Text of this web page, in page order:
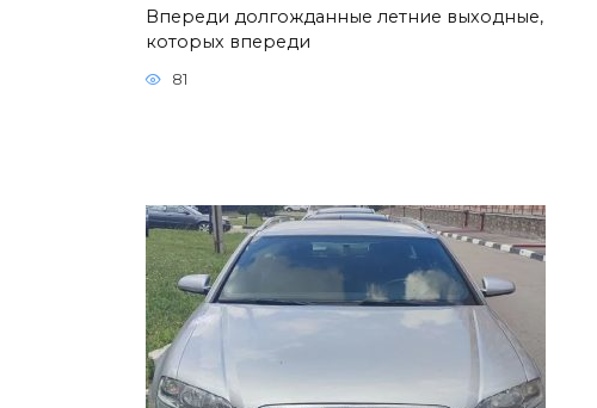
Впереди долгожданные летние выходные,
которых впереди
81